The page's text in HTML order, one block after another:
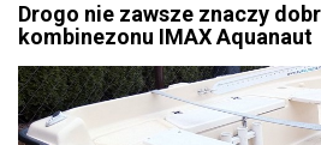
Drogo nie zawsze znaczy
kombinezonu IMAX Aquanaut